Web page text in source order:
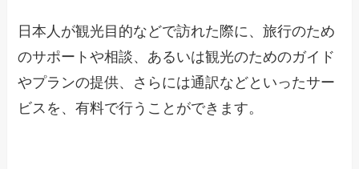
日本人が観光目的などで訪れた際に、旅行のため
のサポートや相談、あるいは観光のためのガイド
やプランの提供、さらには通訳などといったサー
ビスを、有料で行うことができます。